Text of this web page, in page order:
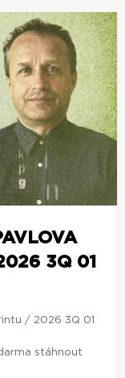
3Q 01
/ 2026 3Q 01
stáhnout